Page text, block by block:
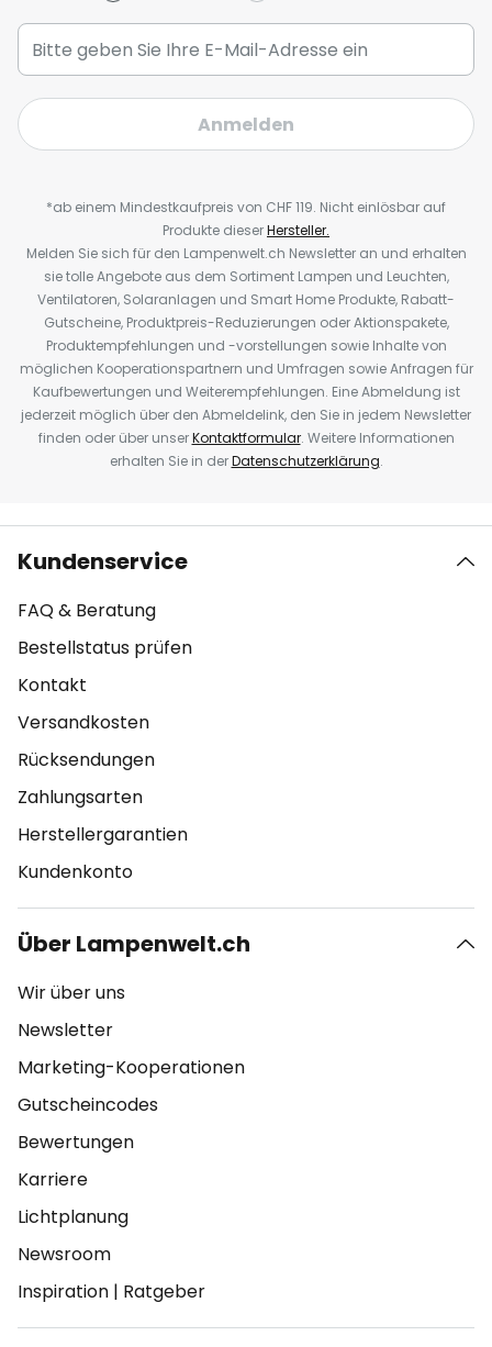
Anmelden
*ab einem Mindestkaufpreis von CHF 119. Nicht einlösbar auf
Produkte dieserHersteller.
Melden Sie sich für den Lampenwelt.ch Newsletter an und erhalten
sie tolle Angebote aus dem Sortiment Lampen und Leuchten,
Ventilatoren, Solaranlagen und Smart Home Produkte, Rabatt-
Gutscheine, Produktpreis-Reduzierungen oder Aktionspakete,
Produktempfehlungen und -vorstellungen sowie Inhalte von
möglichen Kooperationspartnern und Umfragen sowie Anfragen für
Kaufbewertungen und Weiterempfehlungen. Eine Abmeldung ist
jederzeit möglich über den Abmeldelink, den Sie in jedem Newsletter
finden oder über unserKontaktformular. Weitere Informationen
erhalten Sie in derDatenschutzerklärung.
Kundenservice
FAQ & Beratung
Bestellstatus prüfen
Kontakt
Versandkosten
Rücksendungen
Zahlungsarten
Herstellergarantien
Kundenkonto
Über Lampenwelt.ch
Wir über uns
Newsletter
Marketing-Kooperationen
Gutscheincodes
Bewertungen
Karriere
Lichtplanung
Newsroom
Inspiration | Ratgeber